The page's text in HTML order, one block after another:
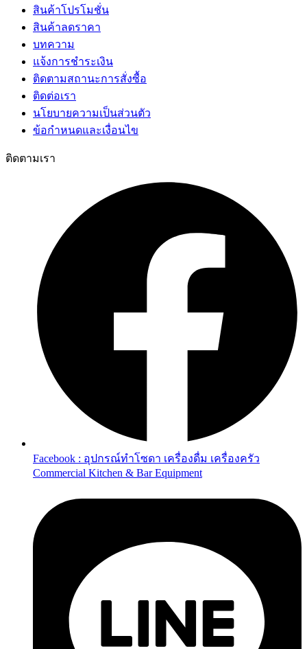
สินค้าโปรโมชั่น
สินค้าลดราคา
บทความ
แจ้งการชำระเงิน
ติดตามสถานะการสั่งซื้อ
ติดต่อเรา
นโยบายความเป็นส่วนตัว
ข้อกำหนดและเงื่อนไข
ติดตามเรา
Facebook : อุปกรณ์ทำโซดา เครื่องดื่ม เครื่องครัว
Commercial Kitchen & Bar Equipment